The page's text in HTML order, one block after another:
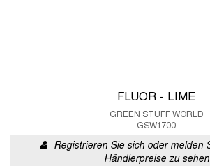
FLUOR - LIME
GREEN STUFF WORLD
GSW1700
Registrieren Sie sich oder melden
Händlerpreise zu sehen